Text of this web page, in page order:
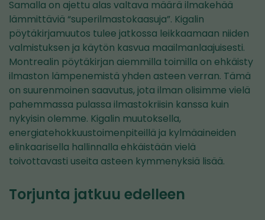
Samalla on ajettu alas valtava määrä ilmakehää
lämmittäviä “superilmastokaasuja”. Kigalin
pöytäkirjamuutos tulee jatkossa leikkaamaan niiden
valmistuksen ja käytön kasvua maailmanlaajuisesti.
Montrealin pöytäkirjan aiemmilla toimilla on ehkäisty
ilmaston lämpenemistä yhden asteen verran. Tämä
on suurenmoinen saavutus, jota ilman olisimme vielä
pahemmassa pulassa ilmastokriisin kanssa kuin
nykyisin olemme. Kigalin muutoksella,
energiatehokkuustoimenpiteillä ja kylmäaineiden
elinkaarisella hallinnalla ehkäistään vielä
toivottavasti useita asteen kymmenyksiä lisää.
Torjunta jatkuu edelleen